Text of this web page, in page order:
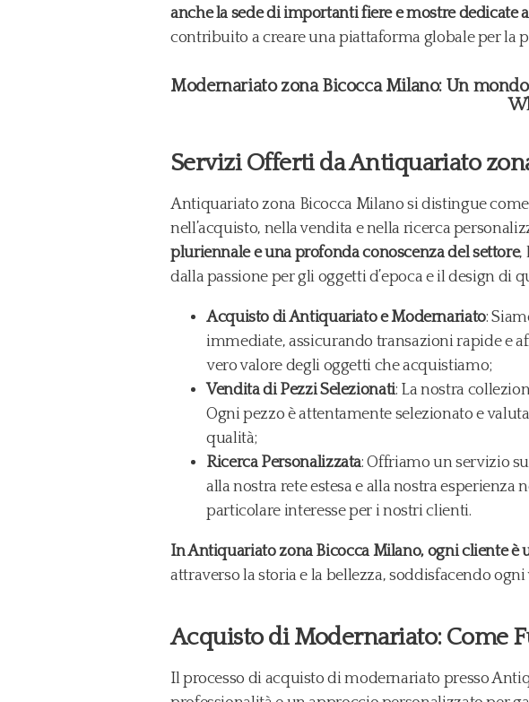
anche la sede di importanti fiere e mostre dedicate
contribuito a creare una piattaforma globale per la
Modernariato zona Bicocca Milano: Un
Servizi Offerti da Antiquariato
Antiquariato zona Bicocca Milano si distingue
nell’acquisto, nella vendita e nella ricerca
pluriennale e una profonda conoscenza del settore,
dalla passione per gli oggetti d’epoca e il design di
Acquisto di Antiquariato e Modernariato:
immediate, assicurando transazioni rapide e
vero valore degli oggetti che acquistiamo;
Vendita di Pezzi Selezionati: La nostra
Ogni pezzo è attentamente selezionato e
qualità;
Ricerca Personalizzata: Offriamo un servizio
alla nostra rete estesa e alla nostra
particolare interesse per i nostri clienti.
In Antiquariato zona Bicocca Milano, ogni cliente è
attraverso la storia e la bellezza, soddisfacendo
Acquisto di Modernariato: Come
Il processo di acquisto di modernariato presso